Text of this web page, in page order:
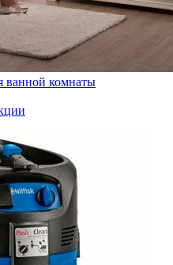
ванной комнаты